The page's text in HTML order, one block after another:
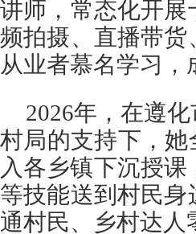
讲师，常态化开
频拍摄、直播带
从业者慕名学习
2026年，在遵
村局的支持下，她
入各乡镇下沉授
等技能送到村民
通村民、乡村达人